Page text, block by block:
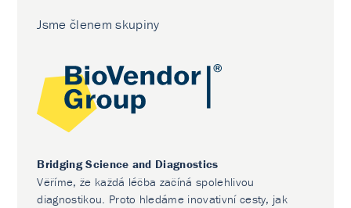
Jsme členem skupiny
Bridging Science and Diagnostics
Věříme, že každá léčba začíná spolehlivou
diagnostikou. Proto hledáme inovativní cesty, jak